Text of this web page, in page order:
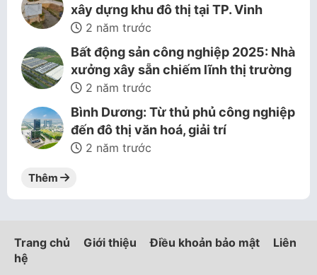
xây dựng khu đô thị tại TP. Vinh
2 năm trước
Bất động sản công nghiệp 2025: Nhà
xưởng xây sẵn chiếm lĩnh thị trường
2 năm trước
Bình Dương: Từ thủ phủ công nghiệp
đến đô thị văn hoá, giải trí
2 năm trước
Thêm
Trang chủ Giới thiệu Điều khoản bảo mật
Liên
hệ